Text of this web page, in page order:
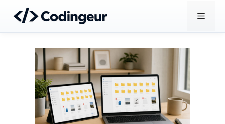
contenu
Menu